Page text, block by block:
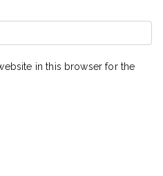
in this browser for the